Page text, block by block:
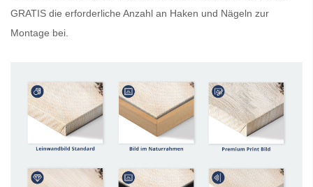
GRATIS die erforderliche Anzahl an Haken und Nägeln zur
Montage bei.